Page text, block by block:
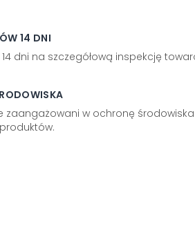
14 DNI
dni na szczegółową inspekcję
zaangażowani w ochronę